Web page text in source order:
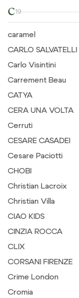
C19
caramel
CARLO SALVATELLI
Carlo Visintini
Carrement Beau
CATYA
CERA UNA VOLTA
Cerruti
CESARE CASADEI
Cesare Paciotti
CHOBI
Christian Lacroix
Christian Villa
CIAO KIDS
CINZIA ROCCA
CLIX
CORSANI FIRENZE
Crime London
Cromia